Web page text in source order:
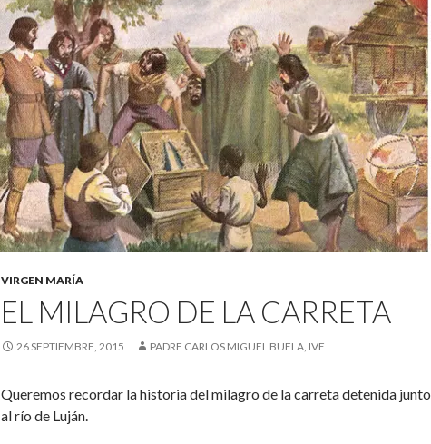
VIRGEN MARÍA
EL MILAGRO DE LA CARRETA
26 SEPTIEMBRE, 2015 PADRE CARLOS MIGUEL BUELA, IVE
Queremos recordar la historia del milagro de la carreta detenida junto
al río de Luján.